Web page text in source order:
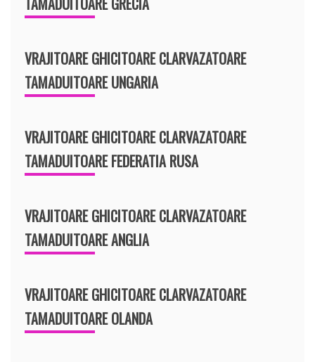
VRAJITOARE GHICITOARE CLARVAZATOARE
TAMADUITOARE UNGARIA
VRAJITOARE GHICITOARE CLARVAZATOARE
TAMADUITOARE FEDERATIA RUSA
VRAJITOARE GHICITOARE CLARVAZATOARE
TAMADUITOARE ANGLIA
VRAJITOARE GHICITOARE CLARVAZATOARE
TAMADUITOARE OLANDA